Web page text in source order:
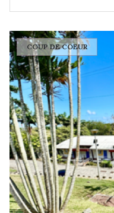
COUP DE COEUR